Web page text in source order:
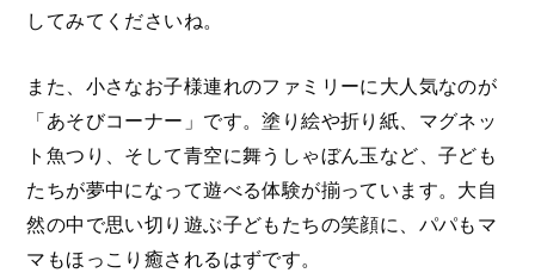
してみてくださいね。
また、小さなお子様連れのファミリーに大人気なのが
「あそびコーナー」です。塗り絵や折り紙、マグネッ
ト魚つり、そして青空に舞うしゃぼん玉など、子ども
たちが夢中になって遊べる体験が揃っています。大自
然の中で思い切り遊ぶ子どもたちの笑顔に、パパもマ
マもほっこり癒されるはずです。